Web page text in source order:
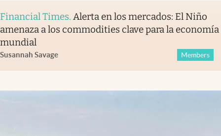
Financial Times. Alerta en los mercados: El Niño
amenaza a los commodities clave para la economía
mundial
Susannah Savage Members